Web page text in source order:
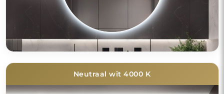
Neutraal wit 4000 K